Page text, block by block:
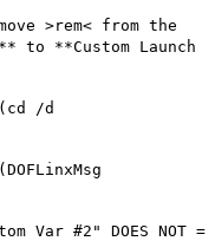
>rem< from the
to **Custom Launch
/d
Var #2" DOES NOT =